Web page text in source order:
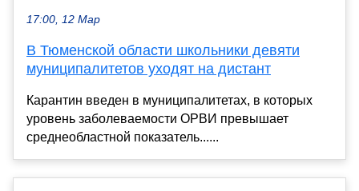
17:00, 12 Мар
В Тюменской области школьники девяти
муниципалитетов уходят на дистант
Карантин введен в муниципалитетах, в которых
уровень заболеваемости ОРВИ превышает
среднеобластной показатель......